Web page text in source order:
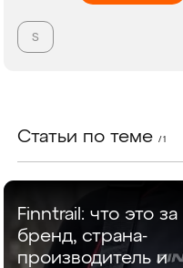
S
Статьи по теме / 1
Finntrail: что это за
бренд, страна-
производитель и